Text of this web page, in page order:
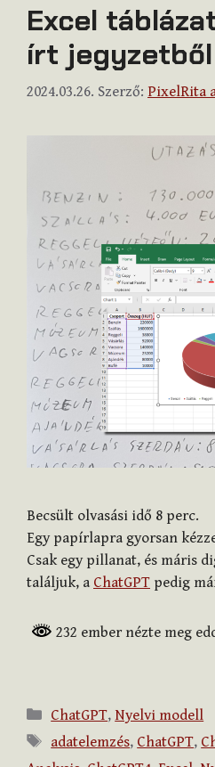
Excel
írt jegyzetből
2024.03.26. Szerző: PixelRita
Becsült olvasási idő 8 perc.
Egy papírlapra gyorsan
Csak egy pillanat, és máris
találjuk, a ChatGPT pedig
232 ember nézte meg
Kategória
ChatGPT, Nyelvi modell
Címkék
adatelemzés, ChatGPT,